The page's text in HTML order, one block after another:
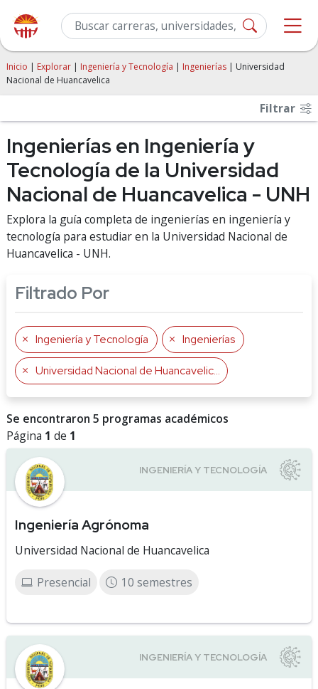
Inicio | Explorar | Ingeniería y Tecnología | Ingenierías | Universidad
Nacional de Huancavelica
Filtrar
Ingenierías en Ingeniería y
Tecnología de la Universidad
Nacional de Huancavelica - UNH
Explora la guía completa de ingenierías en ingeniería y
tecnología para estudiar en la Universidad Nacional de
Huancavelica - UNH.
Filtrado Por
Ingeniería y Tecnología Ingenierías
Universidad Nacional de Huancavelica
Se encontraron 5 programas académicos
Página 1 de 1
Ingeniería Agrónoma
Universidad Nacional de Huancavelica
Presencial 10 semestres